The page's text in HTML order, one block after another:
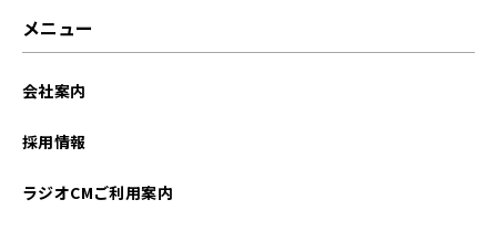
メニュー
会社案内
採用情報
ラジオCMご利用案内